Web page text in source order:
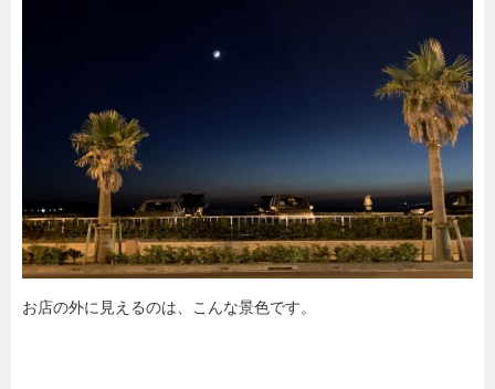
お店の外に見えるのは、こんな景色です。